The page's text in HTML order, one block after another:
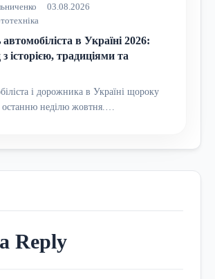
03.08.2026
в Україні 2026:
історією, традиціями та
і дорожника в Україні щороку
останню неділю жовтня.…
Reply